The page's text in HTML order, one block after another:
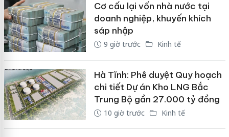
Cơ cấu lại vốn nhà nước tại
doanh nghiệp, khuyến khích
sáp nhập
9 giờ trước Kinh tế
Hà Tĩnh: Phê duyệt Quy hoạch
chi tiết Dự án Kho LNG Bắc
Trung Bộ gần 27.000 tỷ đồng
10 giờ trước Kinh tế